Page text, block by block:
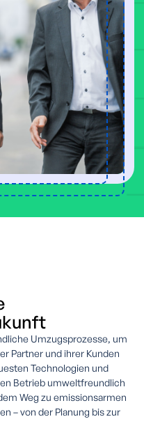
Umzugsprozesse, um
Partner und ihrer Kunden
Technologien und
Betrieb umweltfreundlich
Weg zu emissionsarmen
– von der Planung bis zur